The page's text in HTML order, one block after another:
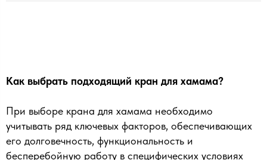
Как выбрать подходящий кран для хамама?
При выборе крана для хамама необходимо
учитывать ряд ключевых факторов, обеспечивающих
его долговечность, функциональность и
бесперебойную работу в специфических условиях